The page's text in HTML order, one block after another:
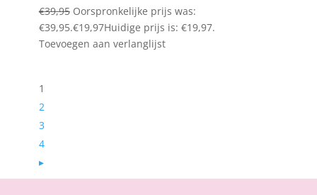
€39,95 Oorspronkelijke prijs was:
€39,95.€19,97Huidige prijs is: €19,97.
Toevoegen aan verlanglijst
1
2
3
4
▸